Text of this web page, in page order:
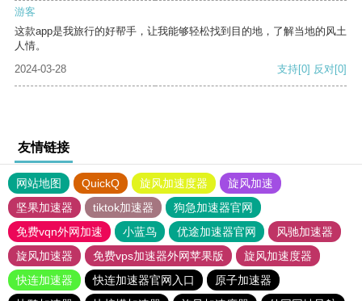
游客
这款app是我旅行的好帮手，让我能够轻松找到目的地，了解当地的风土
人情。
2024-03-28
支持[0] 反对[0]
友情链接
网站地图 QuickQ 旋风加速度器
旋风加速
坚果加速器
tiktok加速器
狗急加速器官网
免费vqn外网加速
小蓝鸟 优途加速器官网
风驰加速器
旋风加速器
免费vps加速器外网苹果版
旋风加速度器
快连加速器
快连加速器官网入口
原子加速器